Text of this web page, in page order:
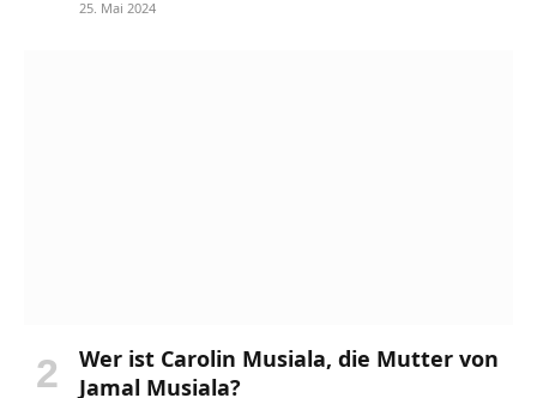
25. Mai 2024
Wer ist Carolin Musiala, die Mutter von
Jamal Musiala?